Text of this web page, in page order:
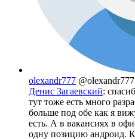
olexandr777 @olexandr777
Денис Загаевский:
тут тоже есть много
больше под обе как я
есть. А в вакансиях в
одну позицию андроид.